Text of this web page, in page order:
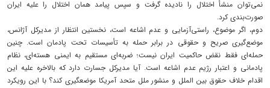
نمی‌توان منشأ اختلال را نادیده گرفت و سپس پیامد همان اختلال را علیه ایران
صورت‌بندی کرد.
دوم، اگر موضوع، راستی‌آزمایی و عدم اشاعه است، نخستین انتظار از مدیرکل آژانس،
موضع‌گیری صریح و حقوقی در برابر حمله به تأسیسات تحت پادمان است. چنین
حمله‌ای فقط نقض حاکمیت ایران نیست؛ ضربه‌ای مستقیم به ایمنی هسته‌ای، نظام
پادمانی و اعتبار رژیم عدم اشاعه است. آیا مدیرکل جسارت دارد که بالاخره علیه این
اقدام خلاف حقوق بین الملل و منشور ملل متحد آمریکا موضعگیری کند؟ با این رویکرد